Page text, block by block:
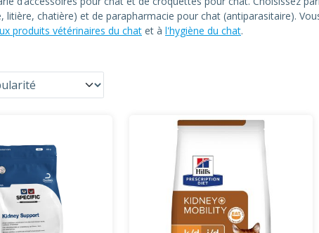
chatière) et de parapharmacie pour chat (antiparasitaire).
produits vétérinaires du chat et à l'hygiène du chat.